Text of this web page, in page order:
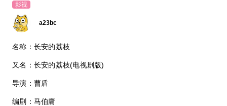
影视
a23bc
名称：长安的荔枝
又名：长安的荔枝(电视剧版)
导演：曹盾
编剧：马伯庸